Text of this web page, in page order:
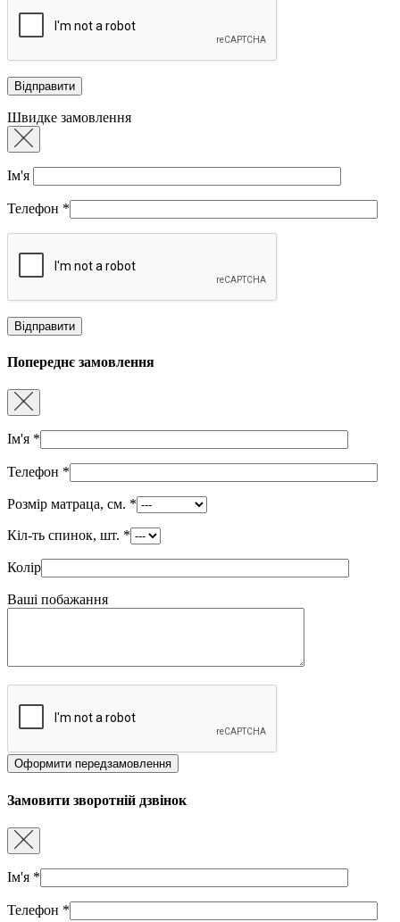
Швидке замовлення
Ім'я
Телефон *
Попереднє замовлення
Ім'я *
Телефон *
Розмір матраца, см. *
Кіл-ть спинок, шт. *
Колір
Ваші побажання
Замовити зворотній дзвінок
Ім'я *
Телефон *